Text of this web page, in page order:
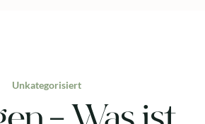
Unkategorisiert